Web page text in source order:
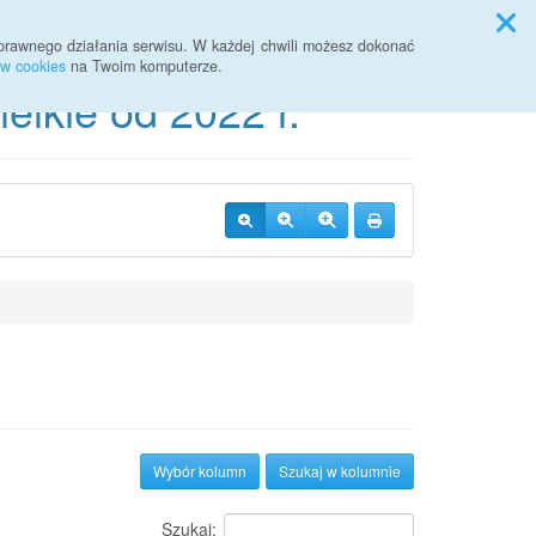
działania serwisu. W każdej chwili możesz dokonać
cookies na Twoim komputerze.
od 2022 r.
Szukaj w kolumnie
Wybór kolumn
Szukaj: